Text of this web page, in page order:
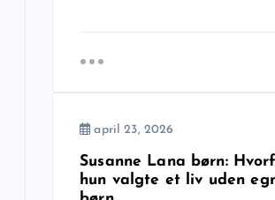
april 23, 2026
Susanne Lana børn:
hun valgte et liv uden